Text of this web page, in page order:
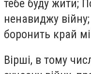
тебе буду жити;
ненавиджу
боронить край
Вірші, в тому